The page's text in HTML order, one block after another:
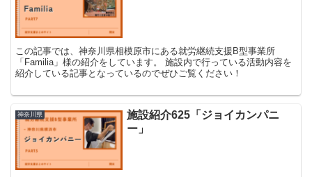
この記事では、神奈川県相模原市にある就労継続支援B型事業所
「Familia」様の紹介をしています。 施設内で行っている活動内容を
紹介している記事となっているのでぜひご覧ください！
神奈川県
施設紹介625「ジョイカンパニ
ー」